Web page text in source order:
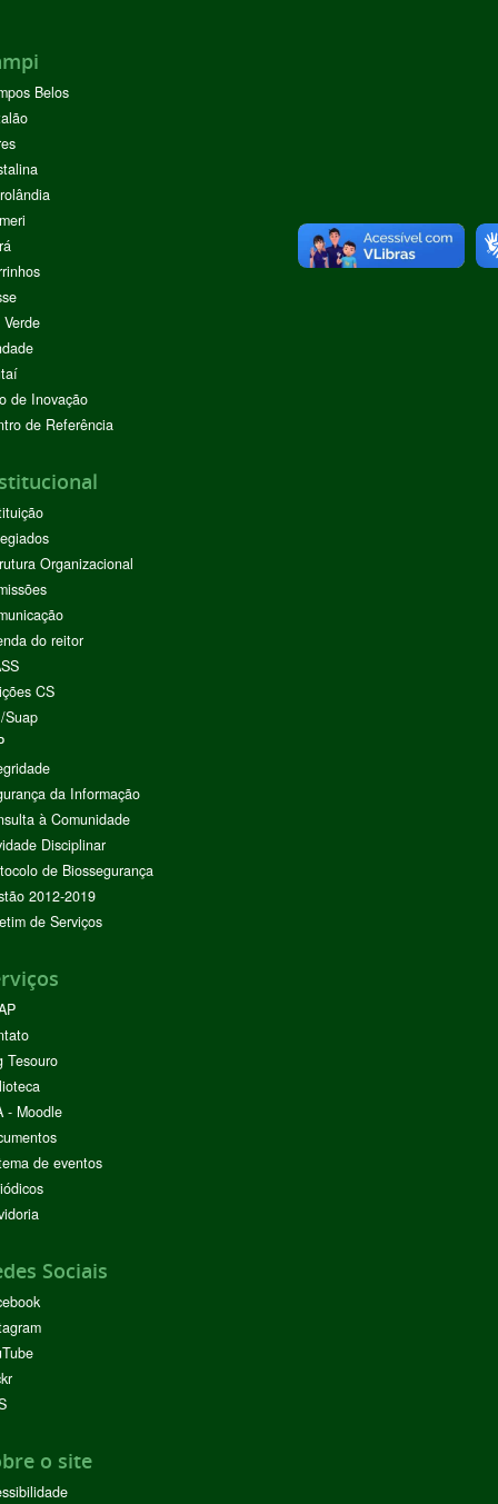
Belos
de Inovação
de Referência
Organizacional
do reitor
CS
Suap
da Informação
à Comunidade
Disciplinar
de Biossegurança
2012-2019
de Serviços
Tesouro
- Moodle
de eventos
Sociais
o site